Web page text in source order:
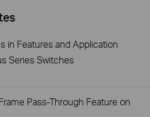
in Features and Application
Series Switches
Pass-Through Feature on